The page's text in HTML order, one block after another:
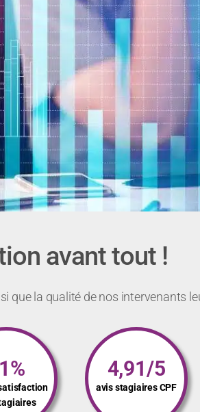
avant tout !
la qualité de nos intervenants
4,91/5
avis stagiaires CPF